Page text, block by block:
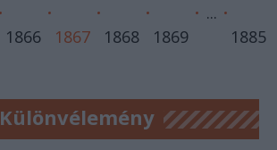
1866 1867 1868 1869
...
1885
Különvélemény